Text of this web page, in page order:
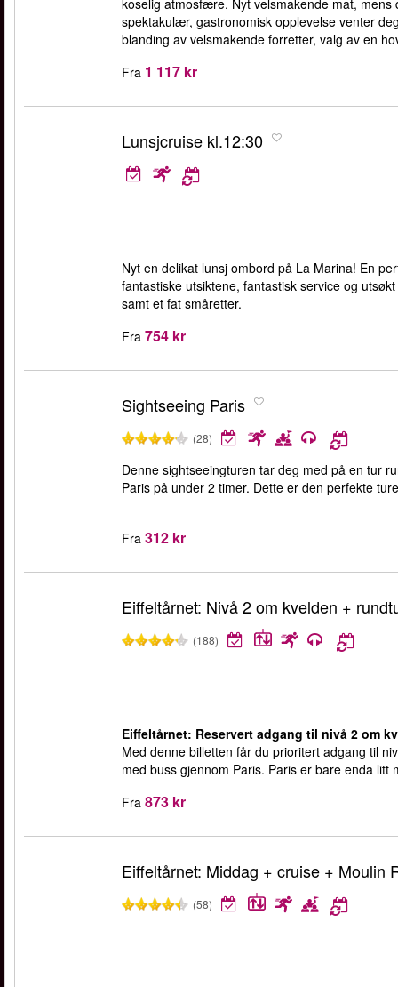
spektakulær, gastronomisk opplevelse venter
blanding av velsmakende forretter, valg av en
Fra 1 117 kr
Lunsjcruise kl.12:30
Nyt en delikat lunsj ombord på La Marina! En
fantastiske utsiktene, fantastisk service og
samt et fat småretter.
Fra 754 kr
Sightseeing Paris
(28)
Denne sightseeingturen tar deg med på en tur
Paris på under 2 timer. Dette er den perfekte
Fra 312 kr
Eiffeltårnet: Nivå 2 om kvelden +
(188)
Eiffeltårnet: Reservert adgang til nivå 2 om
Med denne billetten får du prioritert adgang til
med buss gjennom Paris. Paris er bare enda litt
Fra 873 kr
Eiffeltårnet: Middag + cruise + Moulin
(58)